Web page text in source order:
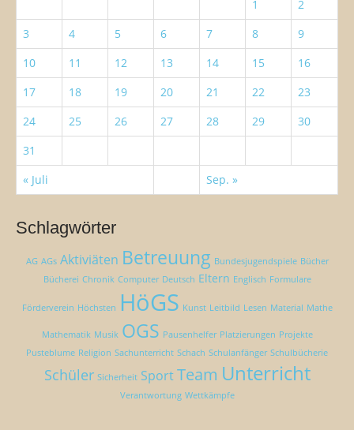
1
2
3
4 5 6 7 8
9
10
11 12 13 14 15
16
17
18 19 20 21 22
23
24
25 26 27 28 29
30
31
« Juli
Sep. »
Schlagwörter
AG AGs Aktiviäten Betreuung Bundesjugendspiele Bücher
Bücherei Chronik Computer Deutsch Eltern Englisch Formulare
Förderverein Höchsten HöGS Kunst Leitbild Lesen Material Mathe
Mathematik Musik OGS Pausenhelfer Platzierungen Projekte
Pusteblume Religion Sachunterricht Schach Schulanfänger Schulbücherie
Schüler Sicherheit Sport Team Unterricht
Verantwortung Wettkämpfe